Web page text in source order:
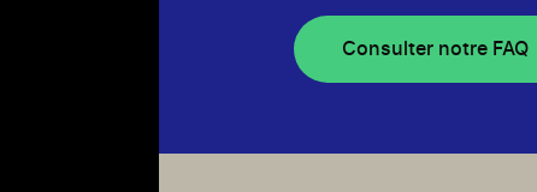
Consulter notre FAQ